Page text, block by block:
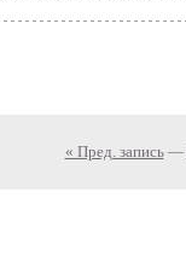
« Пред. запись—